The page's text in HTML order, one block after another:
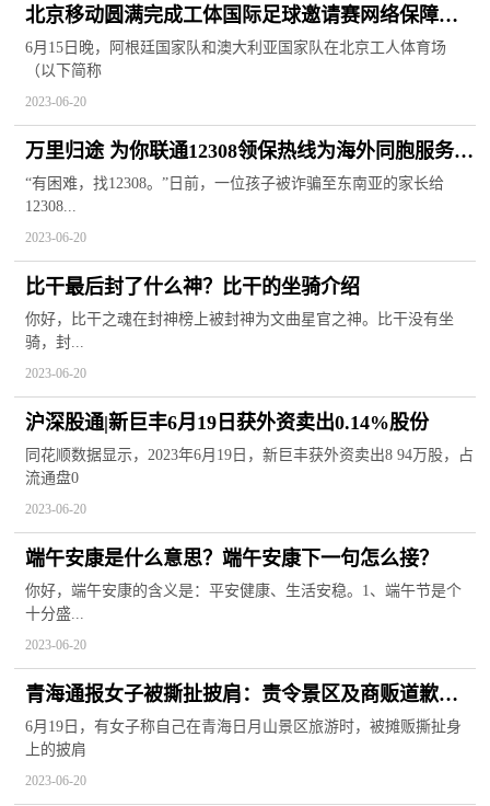
北京移动圆满完成工体国际足球邀请赛网络保障工
作|天天观察
6月15日晚，阿根廷国家队和澳大利亚国家队在北京工人体育场
（以下简称
2023-06-20
万里归途 为你联通12308领保热线为海外同胞服务纪
实
“有困难，找12308。”日前，一位孩子被诈骗至东南亚的家长给
12308...
2023-06-20
比干最后封了什么神？比干的坐骑介绍
你好，比干之魂在封神榜上被封神为文曲星官之神。比干没有坐
骑，封...
2023-06-20
沪深股通|新巨丰6月19日获外资卖出0.14%股份
同花顺数据显示，2023年6月19日，新巨丰获外资卖出8 94万股，占
流通盘0
2023-06-20
端午安康是什么意思？端午安康下一句怎么接？
你好，端午安康的含义是：平安健康、生活安稳。1、端午节是个
十分盛...
2023-06-20
青海通报女子被撕扯披肩：责令景区及商贩道歉，
门票退一赔三-全球百事通
6月19日，有女子称自己在青海日月山景区旅游时，被摊贩撕扯身
上的披肩
2023-06-20